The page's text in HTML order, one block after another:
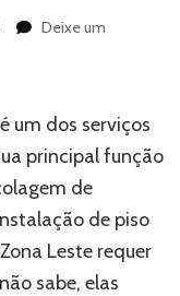
Deixe um
um dos serviços
principal função
de
de piso
Leste requer
sabe, elas